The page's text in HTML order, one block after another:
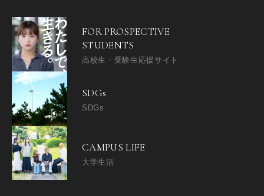
FOR PROSPECTIVE
STUDENTS
高校生・受験生応援サイト
SDGs
SDGs
CAMPUS LIFE
大学生活